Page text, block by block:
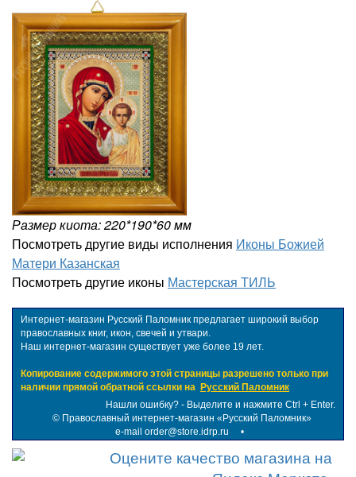
Размер киота: 220*190*60 мм
Посмотреть другие виды исполнения Иконы Божией
Матери Казанская
Посмотреть другие иконы Мастерская ТИЛЬ
Интернет-магазин Русский Паломник предлагает широкий выбор
православных книг, икон, свечей и утвари.
Наш интернет-магазин существует уже более 19 лет.
Копирование содержимого этой страницы разрешено только при
наличии прямой обратной ссылки на Русский Паломник
Нашли ошибку? - Выделите и нажмите Ctrl + Enter.
© Православный интернет-магазин «Русский Паломник»
e-mail order@store.idrp.ru •